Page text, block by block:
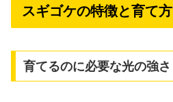
スギゴケの特徴と育て方
育てるのに必要な光の強さ